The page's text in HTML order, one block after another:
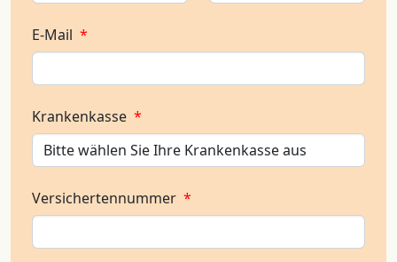
E-Mail *
Krankenkasse *
Versichertennummer *